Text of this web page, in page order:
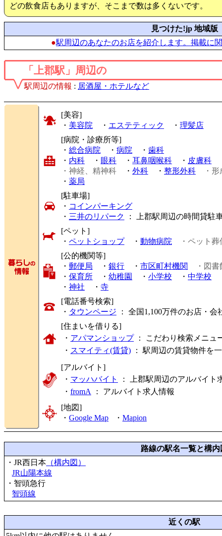
どの飲食店もありますが、そこまで数は多くないです。
見つけた!jp 地域版
●駅周辺のあなたのお店を紹介します。掲載に
「上郡駅」周辺の
駅周辺の情報 : 居酒屋・ホテルなど
[美容]
・ 美容院 ・ エステティック ・ 理髪店
[病院・診療所等]
・ 総合病院 ・ 病院 ・ 歯科
・ 内科 ・ 眼科 ・ 耳鼻咽喉科 ・ 皮膚科
・神経、精神科 ・ 外科 ・ 整形外科
・
・ 薬局
[駐車場]
・ コインパーキング
・ 三井のリパーク
： 上郡駅周辺の時間貸駐
[ペット]
・ ペットショップ・ 動物病院
・ペット葬
[公的機関等]
・ 郵便局 ・ 銀行 ・ 市区町村機関
・図書
・ 保育所 ・ 幼稚園 ・ 小学校 ・ 中学校
・ 神社 ・ 寺
[電話番号検索]
・ タウンページ ： 全国1,100万件のお店・
[住まいを借りる]
・ アパマンショップ： こだわり検索メニュ
・ スマイティ(賃貸) ： 駅周辺の賃貸物件を
[アルバイト]
・ マッハバイト
： 上郡駅周辺のアルバイト
・ fromA ： アルバイト求人情報
[地図]
・ Google Map ・ Mapion
路線の駅名一覧と構内
・JR西日本 （構内図）
JR山陽本線
・智頭急行
智頭線
近くの駅